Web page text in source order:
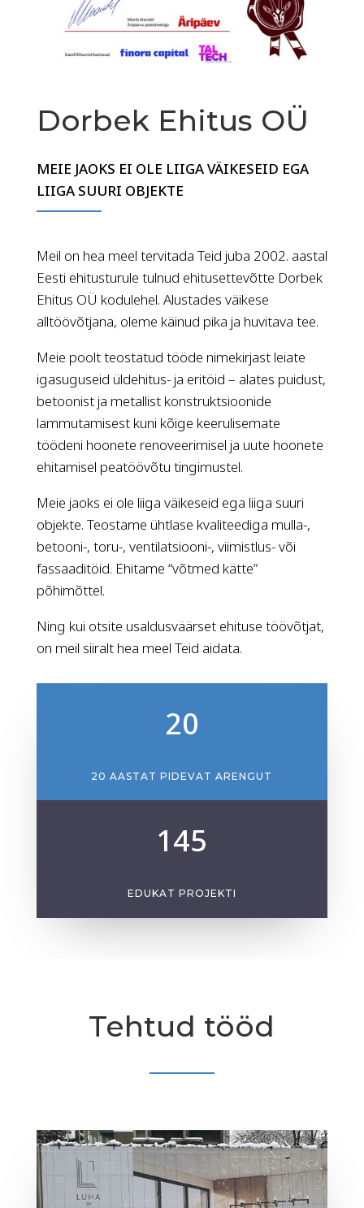
Dorbek Ehitus OÜ
MEIE JAOKS EI OLE LIIGA VÄIKESEID EGA
LIIGA SUURI OBJEKTE
Meil on hea meel tervitada Teid juba 2002. aastal
Eesti ehitusturule tulnud ehitusettevõtte Dorbek
Ehitus OÜ kodulehel. Alustades väikese
alltöövõtjana, oleme käinud pika ja huvitava tee.
Meie poolt teostatud tööde nimekirjast leiate
igasuguseid üldehitus- ja eritöid – alates puidust,
betoonist ja metallist konstruktsioonide
lammutamisest kuni kõige keerulisemate
töödeni hoonete renoveerimisel ja uute hoonete
ehitamisel peatöövõtu tingimustel.
Meie jaoks ei ole liiga väikeseid ega liiga suuri
objekte. Teostame ühtlase kvaliteediga mulla-,
betooni-, toru-, ventilatsiooni-, viimistlus- või
fassaaditöid. Ehitame “võtmed kätte”
põhimõttel.
Ning kui otsite usaldusväärset ehituse töövõtjat,
on meil siiralt hea meel Teid aidata.
20
20 AASTAT PIDEVAT ARENGUT
145
EDUKAT PROJEKTI
Tehtud tööd